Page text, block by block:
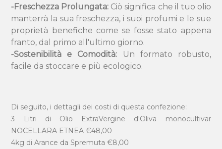
-Freschezza Prolungata: Ciò significa che il tuo olio
manterrà la sua freschezza, i suoi profumi e le sue
proprietà benefiche come se fosse stato appena
franto, dal primo all'ultimo giorno.
-Sostenibilità e Comodità: Un formato robusto,
facile da stoccare e più ecologico.
Di seguito, i dettagli dei costi di questa confezione:
3 Litri di Olio ExtraVergine d'Oliva monocultivar
NOCELLARA ETNEA €48,00
4kg di Arance da Spremuta €8,00